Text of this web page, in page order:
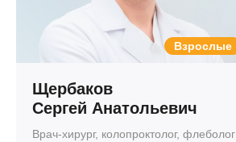
Взрослые
Щербаков
Сергей Анатольевич
Врач-хирург, колопроктолог, флеболог